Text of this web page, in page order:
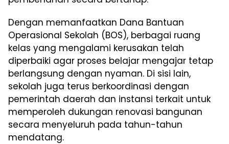
Dengan memanfaatkan Dana Bantuan
Operasional Sekolah (BOS), berbagai ruang
kelas yang mengalami kerusakan telah
diperbaiki agar proses belajar mengajar tetap
berlangsung dengan nyaman. Di sisi lain,
sekolah juga terus berkoordinasi dengan
pemerintah daerah dan instansi terkait untuk
memperoleh dukungan renovasi bangunan
secara menyeluruh pada tahun-tahun
mendatang.